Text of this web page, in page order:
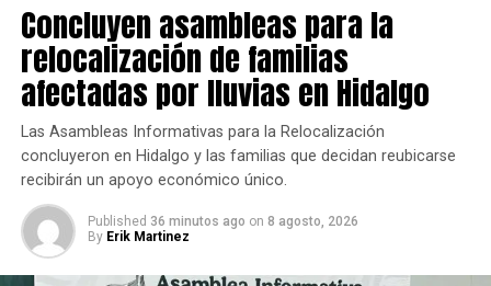
Concluyen asambleas para la
relocalización de familias
afectadas por lluvias en Hidalgo
Las Asambleas Informativas para la Relocalización
concluyeron en Hidalgo y las familias que decidan reubicarse
recibirán un apoyo económico único.
Published 36 minutos ago on 8 agosto, 2026
By Erik Martinez